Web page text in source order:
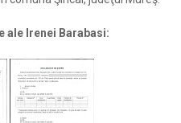
ale Irenei Barabasi: